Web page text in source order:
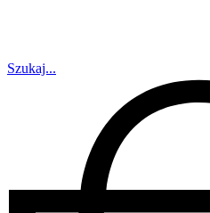
Szukaj...